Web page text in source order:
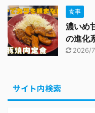
食事
濃いめ
の進化
2026/
サイト内検索